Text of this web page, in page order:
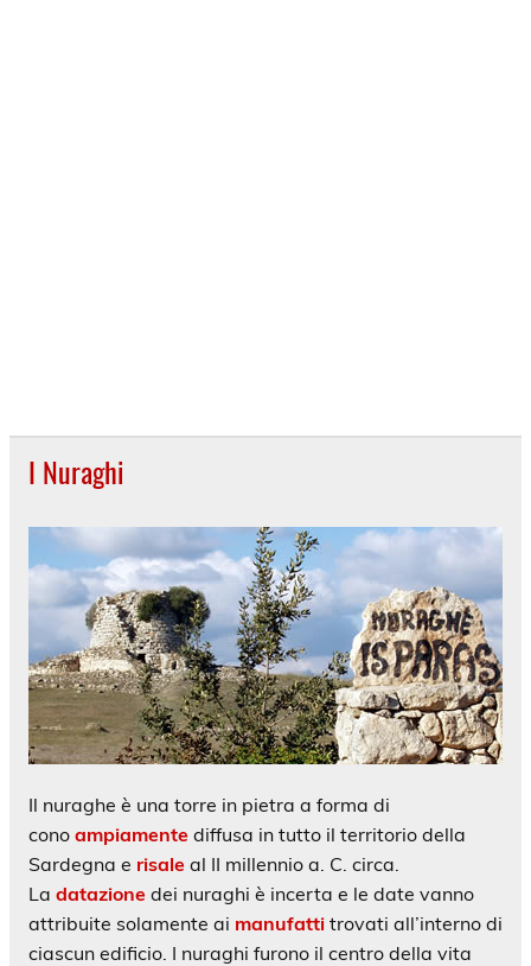
I Nuraghi
Il nuraghe è una torre in pietra a forma di
cono ampiamente diffusa in tutto il territorio della
Sardegna e risale al II millennio a. C. circa.
La datazione dei nuraghi è incerta e le date vanno
attribuite solamente ai manufatti trovati all’interno di
ciascun edificio. I nuraghi furono il centro della vita